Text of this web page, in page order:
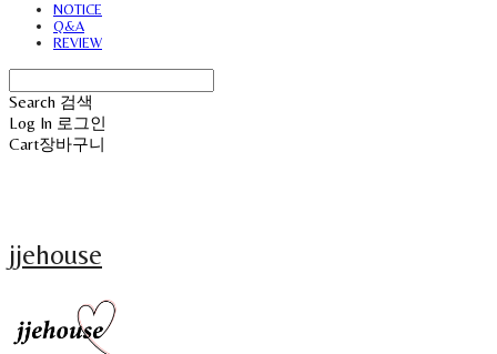
NOTICE
Q&A
REVIEW
Search 검색
Log In 로그인
Cart장바구니
jjehouse